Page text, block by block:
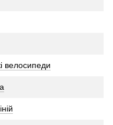
велосипеди